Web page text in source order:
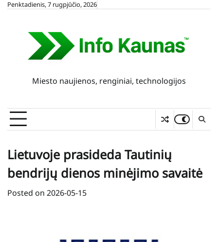
SkipPenktadienis, 7 rugpjūčio, 2026
Miesto naujienos, renginiai, technologijos
Lietuvoje prasideda Tautinių
bendrijų dienos minėjimo savaitė
Posted on 2026-05-15